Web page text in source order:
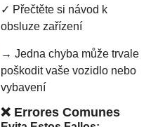
✓ Přečtěte si návod k
obsluze zařízení
→ Jedna chyba může trvale
poškodit vaše vozidlo nebo
vybavení
❌ Errores Comunes